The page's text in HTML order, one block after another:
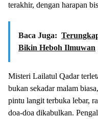
terakhir, dengan harapan
Baca Juga:
Bikin Heboh Ilmuwan
Misteri Lailatul Qadar
bukan sekadar malam
pintu langit terbuka lebar,
doa-doa dikabulkan.